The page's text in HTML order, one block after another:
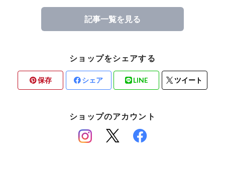
記事一覧を見る
ショップをシェアする
保存 シェア LINE ツイート
ショップのアカウント